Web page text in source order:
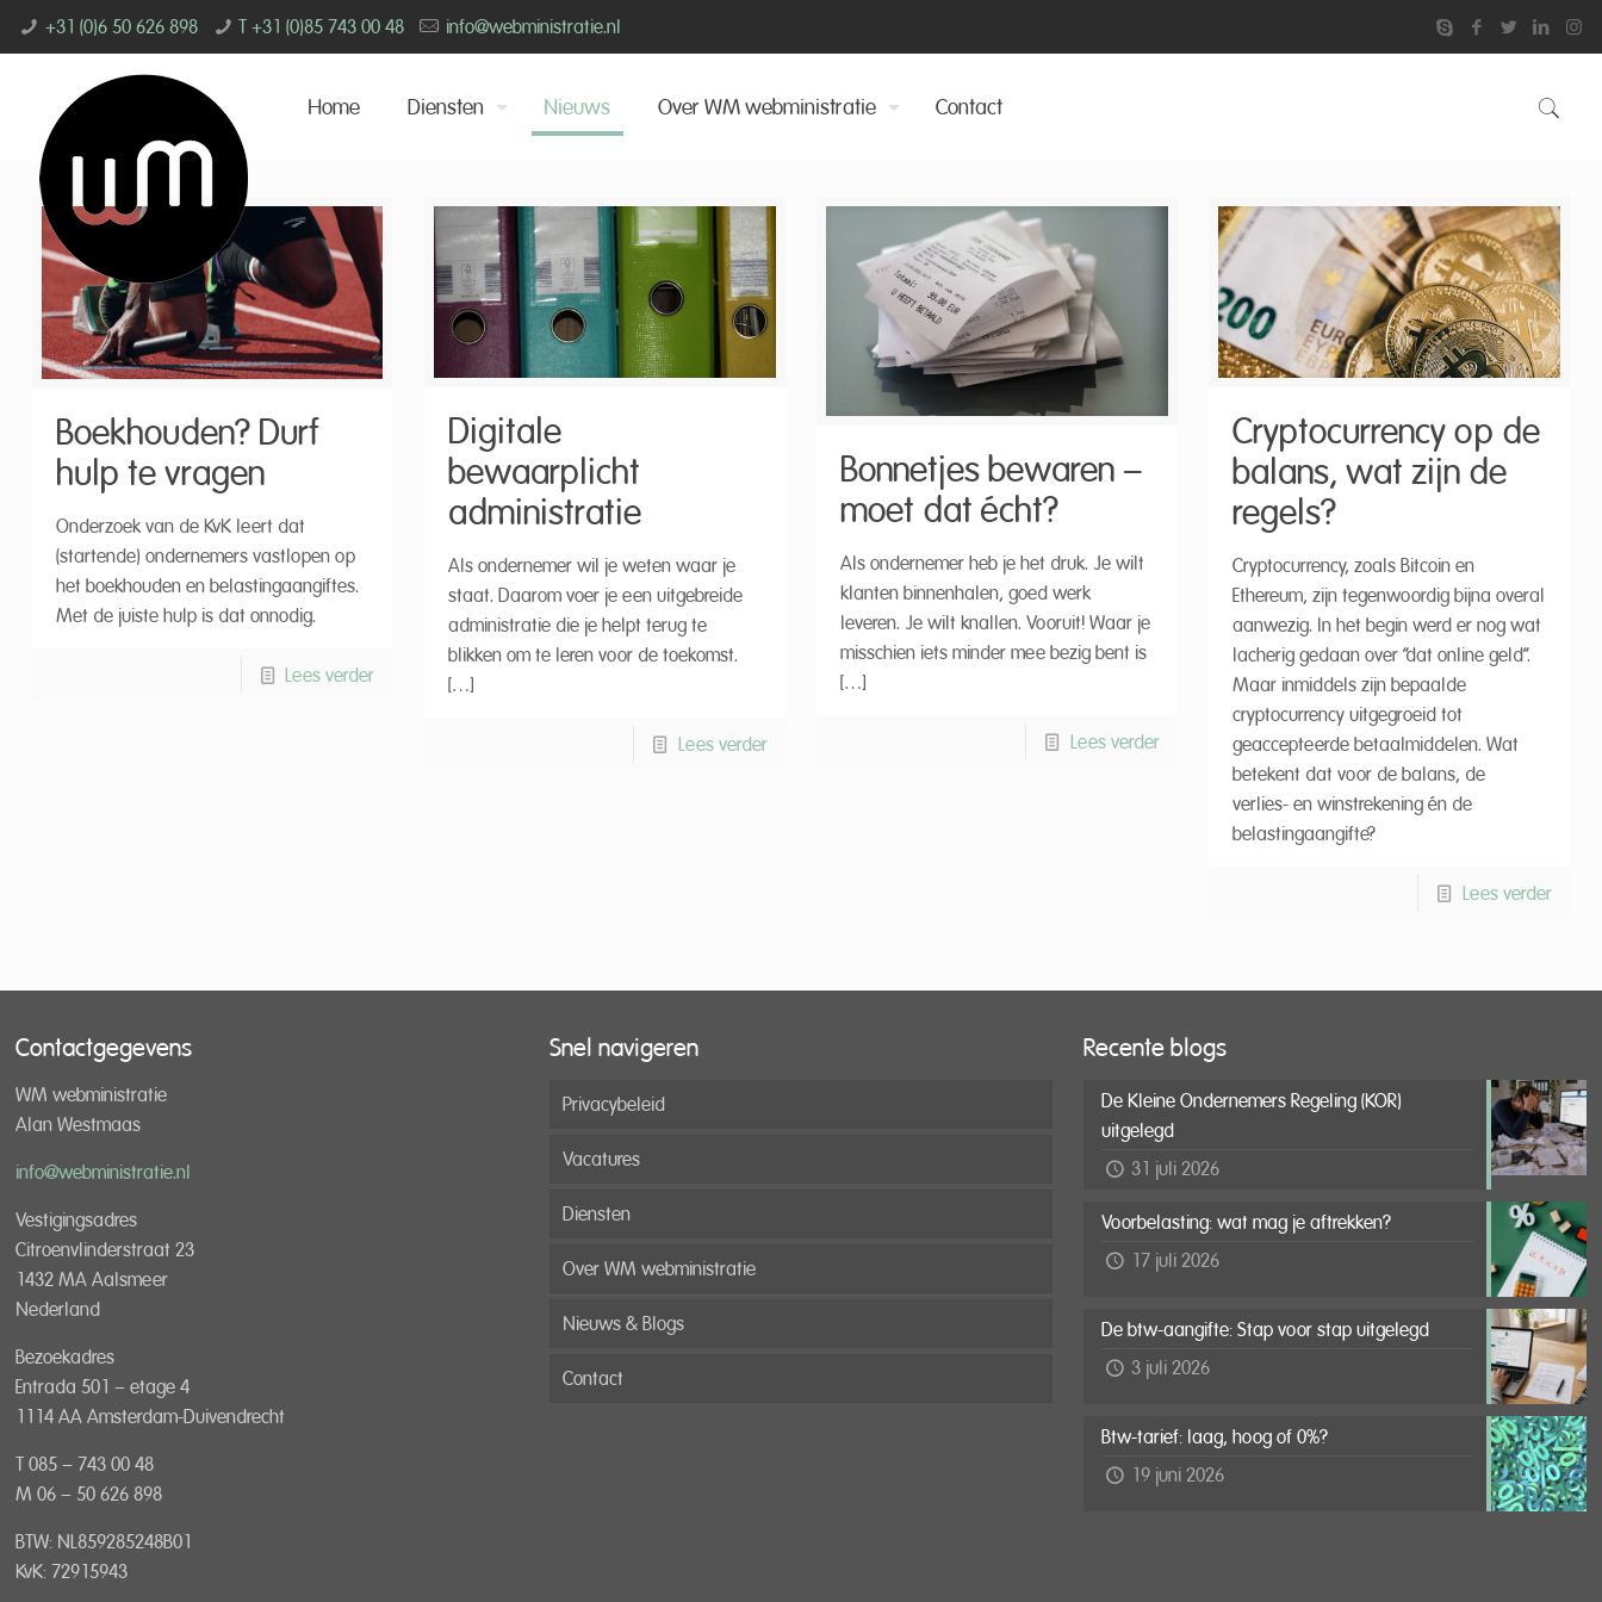
+31 (0)6 50 626 898 T +31 (0)85 743 00 48 info@webministratie.nl
Home Diensten Nieuws Over WM webministratie Contact
Boekhouden? Durf
hulp te vragen
Onderzoek van de KvK leert dat
(startende) ondernemers vastlopen op
het boekhouden en belastingaangiftes.
Met de juiste hulp is dat onnodig.
Lees verder
Digitale
bewaarplicht
administratie
Als ondernemer wil je weten waar je
staat. Daarom voer je een uitgebreide
administratie die je helpt terug te
blikken om te leren voor de toekomst.
[…]
Lees verder
Bonnetjes bewaren –
moet dat écht?
Als ondernemer heb je het druk. Je wilt
klanten binnenhalen, goed werk
leveren. Je wilt knallen. Vooruit! Waar je
misschien iets minder mee bezig bent is
[…]
Lees verder
Cryptocurrency op de
balans, wat zijn de
regels?
Cryptocurrency, zoals Bitcoin en
Ethereum, zijn tegenwoordig bijna overal
aanwezig. In het begin werd er nog wat
lacherig gedaan over “dat online geld”.
Maar inmiddels zijn bepaalde
cryptocurrency uitgegroeid tot
geaccepteerde betaalmiddelen. Wat
betekent dat voor de balans, de
verlies- en winstrekening én de
belastingaangifte?
Lees verder
Contactgegevens
WM webministratie
Alan Westmaas
info@webministratie.nl
Vestigingsadres
Citroenvlinderstraat 23
1432 MA Aalsmeer
Nederland
Bezoekadres
Entrada 501 – etage 4
1114 AA Amsterdam-Duivendrecht
T 085 – 743 00 48
M 06 – 50 626 898
BTW: NL859285248B01
KvK: 72915943
Snel navigeren
Privacybeleid
Vacatures
Diensten
Over WM webministratie
Nieuws & Blogs
Contact
Recente blogs
De Kleine Ondernemers Regeling (KOR)
uitgelegd
31 juli 2026
Voorbelasting: wat mag je aftrekken?
17 juli 2026
De btw-aangifte: Stap voor stap uitgelegd
3 juli 2026
Btw-tarief: laag, hoog of 0%?
19 juni 2026